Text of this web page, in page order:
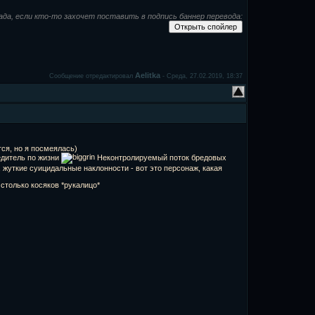
если кто-то захочет поставить в подпись баннер перевода:
Сообщение отредактировал Aelitka - Среда, 27.02.2019, 18:37
но я посмеялась)
по жизни
Неконтролируемый поток бредовых
суицидальные наклонности - вот это персонаж, какая
косяков *рукалицо*